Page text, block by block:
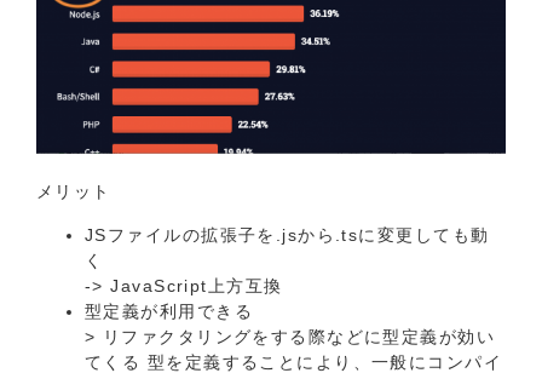
メリット
JSファイルの拡張⼦を.jsから.tsに変更しても動
く
-> JavaScript上⽅互換
型定義が利⽤できる
> リファクタリングをする際などに型定義が効い
てくる 型を定義することにより、⼀般にコンパイ